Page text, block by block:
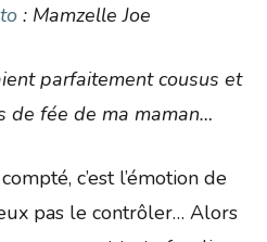
: Mamzelle Joe
parfaitement cousus et
de fée de ma maman…
c’est l’émotion de
pas le contrôler… Alors